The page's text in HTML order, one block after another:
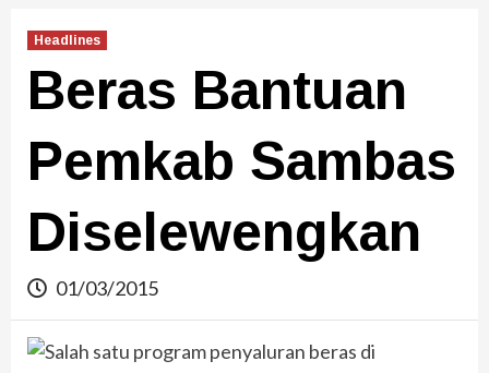
Headlines
Beras Bantuan
Pemkab Sambas
Diselewengkan
01/03/2015